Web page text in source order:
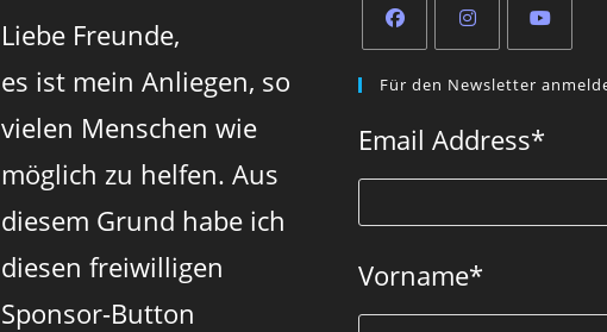
Liebe Freunde,
es ist mein Anliegen, so
vielen Menschen wie
möglich zu helfen. Aus
diesem Grund habe ich
diesen freiwilligen
Sponsor-Button
in
new
tab
in
new
tab
in
new
tab
Für den Newsletter
Email Address*
Vorname*